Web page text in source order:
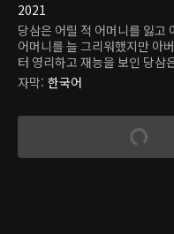
2021
당삼은 어릴 적 어머니를 잃고
어머니를 늘 그리워했지만 아
터 영리하고 재능을 보인 당삼
최고의 혼사가 되면 어머니에
은 훈련을 위해 낙정 학원에
옥소강은 당삼과 소문을 사란
친구들 5명과 함께 최고의 혼
자막: 한국어